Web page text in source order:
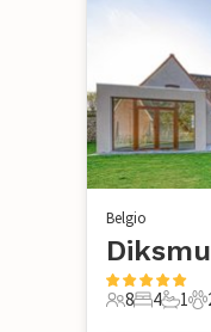
Belgio
8 Ospiti
8
4
4
1
1
2